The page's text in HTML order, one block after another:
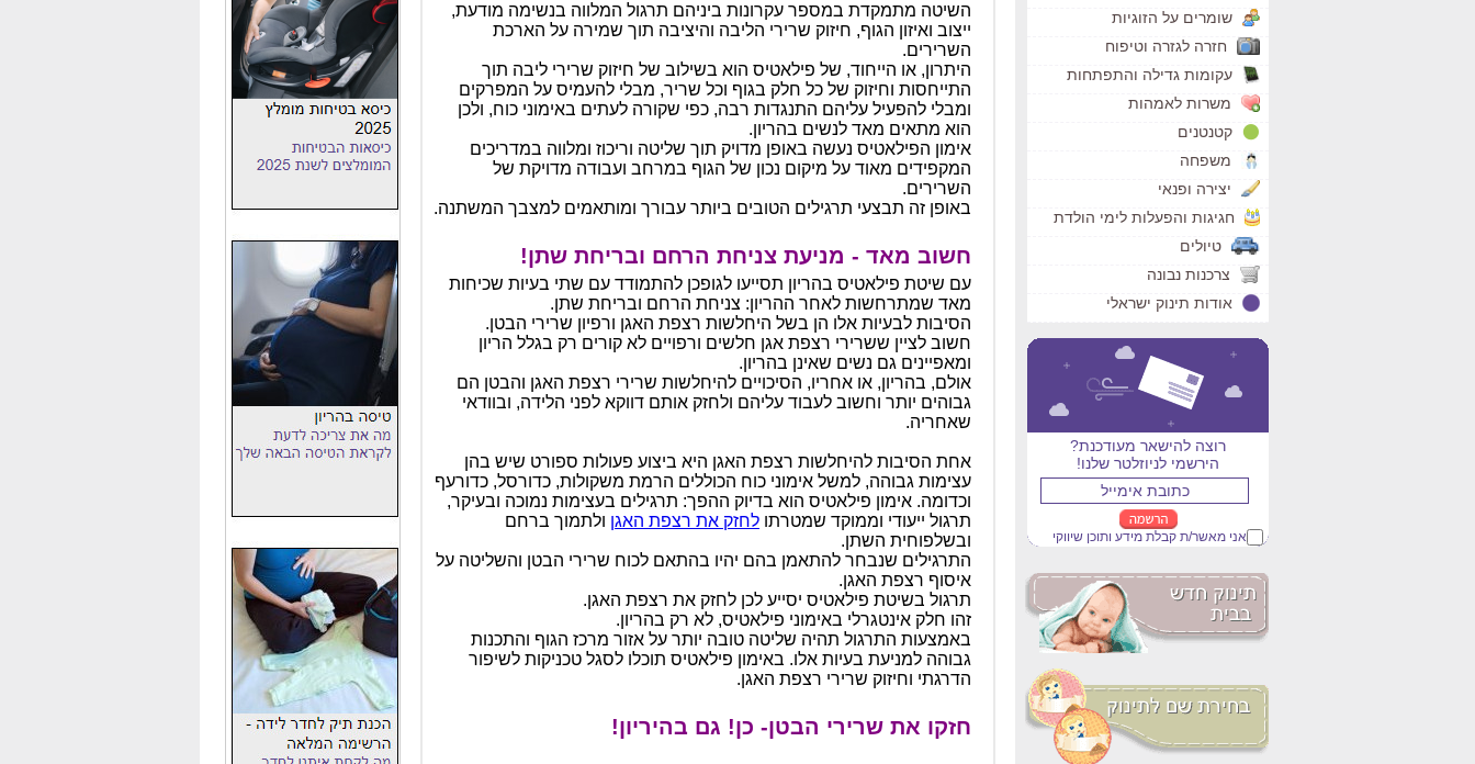
שומרים על הזוגיות
חזרה לגזרה וטיפוח
עקומות גדילה והתפתחות
משרות לאמהות
קטנטנים
משפחה
יצירה ופנאי
חגיגות והפעלות לימי הולדת
טיולים
צרכנות נבונה
אודות תינוק ישראלי
רוצה להישאר מעודכנת?
הירשמי לניוזלטר שלנו!
אני מאשר/ת קבלת מידע ותוכן שיווקי
השיטה מתמקדת במספר עקרונות ביניהם תרגול המלווה בנשימה מודעת,
ייצוב ואיזון הגוף, חיזוק שרירי הליבה והיציבה תוך שמירה על הארכת
השרירים.
היתרון, או הייחוד, של פילאטיס הוא בשילוב של חיזוק שרירי ליבה תוך
התייחסות וחיזוק של כל חלק בגוף וכל שריר, מבלי להעמיס על המפרקים
ומבלי להפעיל עליהם התנגדות רבה, כפי שקורה לעתים באימוני כוח, ולכן
הוא מתאים מאד לנשים בהריון.
אימון הפילאטיס נעשה באופן מדויק תוך שליטה וריכוז ומלווה במדריכים
המקפידים מאוד על מיקום נכון של הגוף במרחב ועבודה מדויקת של
השרירים.
באופן זה תבצעי תרגילים הטובים ביותר עבורך ומותאמים למצבך המשתנה.
חשוב מאד - מניעת צניחת הרחם ובריחת שתן!
עם שיטת פילאטיס בהריון תסייעו לגופכן להתמודד עם שתי בעיות שכיחות
מאד שמתרחשות לאחר ההריון: צניחת הרחם ובריחת שתן.
הסיבות לבעיות אלו הן בשל היחלשות רצפת האגן ורפיון שרירי הבטן.
חשוב לציין ששרירי רצפת אגן חלשים ורפויים לא קורים רק בגלל הריון
ומאפיינים גם נשים שאינן בהריון.
אולם, בהריון, או אחריו, הסיכויים להיחלשות שרירי רצפת האגן והבטן הם
גבוהים יותר וחשוב לעבוד עליהם ולחזק אותם דווקא לפני הלידה, ובוודאי
שאחריה.
אחת הסיבות להיחלשות רצפת האגן היא ביצוע פעולות ספורט שיש בהן
עצימות גבוהה, למשל אימוני כוח הכוללים הרמת משקולות, כדורסל, כדורעף
וכדומה. אימון פילאטיס הוא בדיוק ההפך: תרגילים בעצימות נמוכה ובעיקר,
תרגול ייעודי וממוקד שמטרתו לחזק את רצפת האגן ולתמוך ברחם
ובשלפוחית השתן.
התרגילים שנבחר להתאמן בהם יהיו בהתאם לכוח שרירי הבטן והשליטה על
איסוף רצפת האגן.
תרגול בשיטת פילאטיס יסייע לכן לחזק את רצפת האגן.
זהו חלק אינטגרלי באימוני פילאטיס, לא רק בהריון.
באמצעות התרגול תהיה שליטה טובה יותר על אזור מרכז הגוף והתכנות
גבוהה למניעת בעיות אלו. באימון פילאטיס תוכלו לסגל טכניקות לשיפור
הדרגתי וחיזוק שרירי רצפת האגן.
חזקו את שרירי הבטן- כן! גם בהיריון!